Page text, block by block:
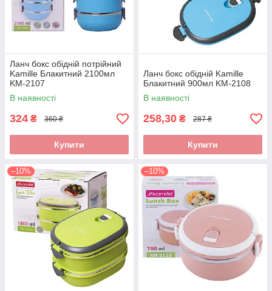
Ланч бокс обідній потрійний
Kamille Блакитний 2100мл
KM-2107
В наявності
324 ₴ 360 ₴
Купити
Ланч бокс обідній Kamille
Блакитний 900мл KM-2108
В наявності
258,30 ₴ 287 ₴
Купити
–10% –10%